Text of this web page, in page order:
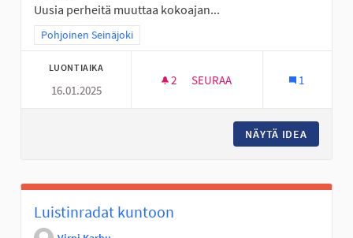
Uusia perheitä muuttaa kokoajan...
Rajaa tulokset teeman mukaan: Pohjoinen Seinäjoki
Pohjoinen Seinäjoki
LUONTIAIKA
16.01.2025
2 2 SEURAAJAA
SEURAA 1
NÄYTÄ IDEA
Luistinradat kuntoon